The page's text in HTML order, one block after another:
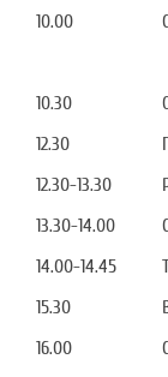
10.00
10.30
12.30
12.30-13.30
13.30-14.00
14.00-14.45
15.30
16.00